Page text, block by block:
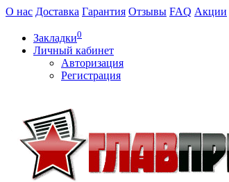
О нас Доставка Гарантия Отзывы FAQ Акции
Закладки0
Личный кабинет
Авторизация
Регистрация